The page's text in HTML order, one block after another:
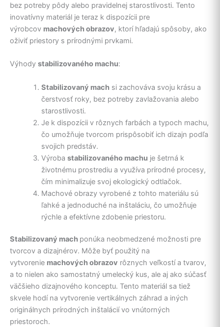
bez potreby pôdy alebo pravidelnej starostlivosti. Tento
inovatívny materiál je teraz k dispozícii pre
výrobcov machových obrazov, ktorí hľadajú spôsoby, ako
oživiť priestory s prírodnými prvkami.
Výhody stabilizovaného machu:
Stabilizovaný machsi zachováva svoju krásu a
čerstvosť roky, bez potreby zavlažovania alebo
starostlivosti.
Je k dispozícii v rôznych farbách a typoch machu,
čo umožňuje tvorcom prispôsobiť ich dizajn podľa
svojich predstáv.
Výroba stabilizovaného machu je šetrná k
životnému prostrediu a využíva prírodné procesy,
čím minimalizuje svoj ekologický odtlačok.
Machové obrazy vyrobené z tohto materiálu sú
ľahké a jednoduché na inštaláciu, čo umožňuje
rýchle a efektívne zdobenie priestoru.
Stabilizovaný mach ponúka neobmedzené možnosti pre
tvorcov a dizajnérov. Môže byť použitý na
vytvorenie machových obrazov rôznych veľkostí a tvarov,
a to nielen ako samostatný umelecký kus, ale aj ako súčasť
väčšieho dizajnového konceptu. Tento materiál sa tiež
skvele hodí na vytvorenie vertikálnych záhrad a iných
originálnych prírodných inštalácií vo vnútorných
priestoroch.